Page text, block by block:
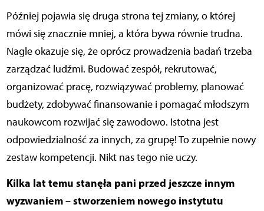
Później pojawia się druga strona tej zmiany, o której
mówi się znacznie mniej, a która bywa równie trudna.
Nagle okazuje się, że oprócz prowadzenia badań trzeba
zarządzać ludźmi. Budować zespół, rekrutować,
organizować pracę, rozwiązywać problemy, planować
budżety, zdobywać finansowanie i pomagać młodszym
naukowcom rozwijać się zawodowo. Istotna jest
odpowiedzialność za innych, za grupę! To zupełnie nowy
zestaw kompetencji. Nikt nas tego nie uczy.
Kilka lat temu stanęła pani przed jeszcze innym
wyzwaniem – stworzeniem nowego instytutu